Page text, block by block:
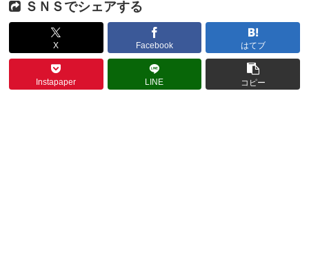
ＳＮＳでシェアする
X Facebook はてブ
Instapaper LINE コピー